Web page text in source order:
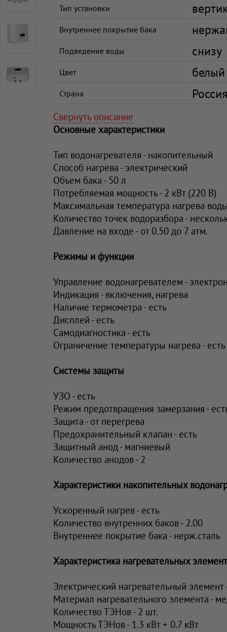
Тип установки
Внутреннее покрытие бака
Подведение воды снизу
Цвет белый
Страна Россия
Свернуть описание
Основные характеристики
Тип водонагревателя - накопительный
Способ нагрева - электрический
Объем бака - 50 л
Потребляемая мощность - 2 кВт (220 В)
Максимальная температура нагрева
Количество точек водоразбора -
Давление на входе - от 0.50 до 7 атм.
Режимы и функции
Управление водонагревателем -
Индикация - включения, нагрева
Наличие термометра - есть
Дисплей - есть
Самодиагностика - есть
Ограничение температуры нагрева - есть
Системы защиты
УЗО - есть
Режим предотвращения замерзания -
Защита - от перегрева
Предохранительный клапан - есть
Защитный анод - магниевый
Количество анодов - 2
Характеристики накопительных
Ускоренный нагрев - есть
Количество внутренних баков - 2.00
Внутреннее покрытие бака - нерж.сталь
Характеристика нагревательных
Электрический нагревательный
Материал нагревательного элемента -
Количество ТЭНов - 2 шт.
Мощность ТЭНов - 1.3 кВт + 0.7 кВт